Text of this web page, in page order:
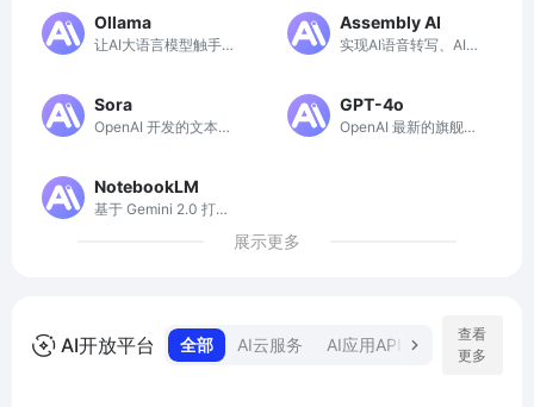
Ollama
让AI大语言模型触手可
Assembly AI
实现AI语音转写、AI语
Sora
OpenAI 开发的文本到
GPT-4o
OpenAI 最新的旗舰模
NotebookLM
基于 Gemini 2.0 打造
展示更多
AI开放平台 全部 AI云服务 AI应用API接口 AI算力平
查看
更多